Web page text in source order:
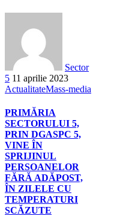
Sector
5 11 aprilie 2023
ActualitateMass-media
PRIMĂRIA
SECTORULUI 5,
PRIN DGASPC 5,
VINE ÎN
SPRIJINUL
PERSOANELOR
FĂRĂ ADĂPOST,
ÎN ZILELE CU
TEMPERATURI
SCĂZUTE